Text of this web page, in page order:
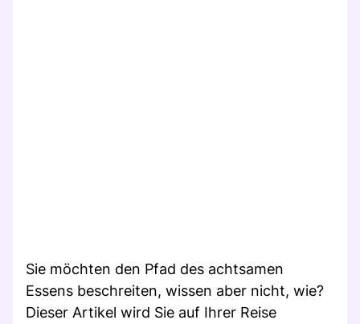
Sie möchten den Pfad des achtsamen
Essens beschreiten, wissen aber nicht, wie?
Dieser Artikel wird Sie auf Ihrer Reise